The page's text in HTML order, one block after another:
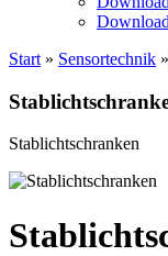
Start » Sensortechnik »
Stablichtschranken